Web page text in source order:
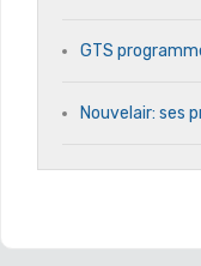
GTS
Nouvelair: ses